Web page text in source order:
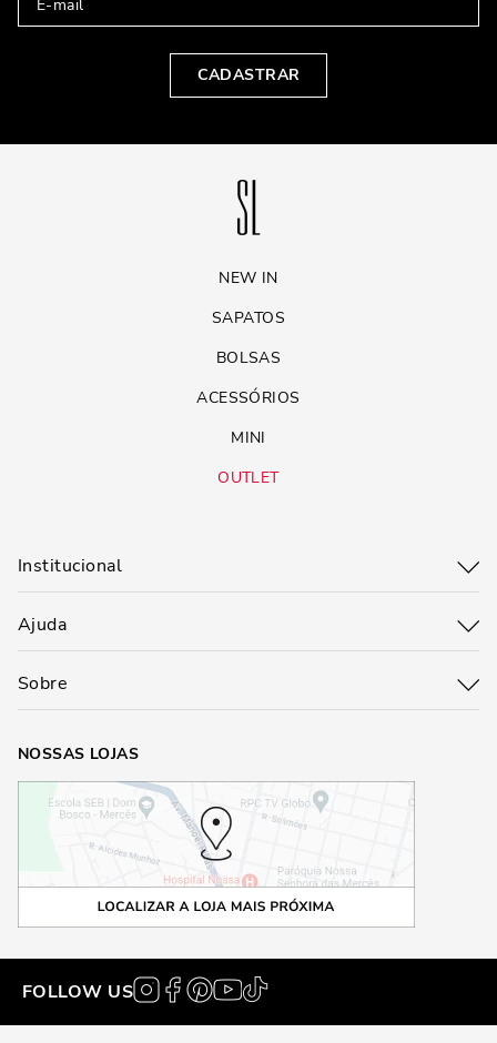
CADASTRAR
NEW IN
SAPATOS
BOLSAS
ACESSÓRIOS
MINI
OUTLET
Institucional
Ajuda
Sobre
NOSSAS LOJAS
FOLLOW US